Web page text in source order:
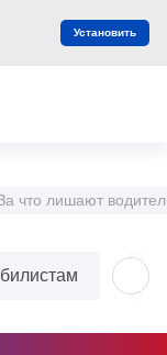
что лишают
Установить